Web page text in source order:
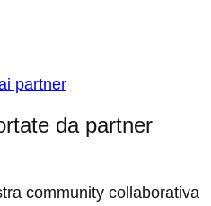
partner
da partner
community collaborativa